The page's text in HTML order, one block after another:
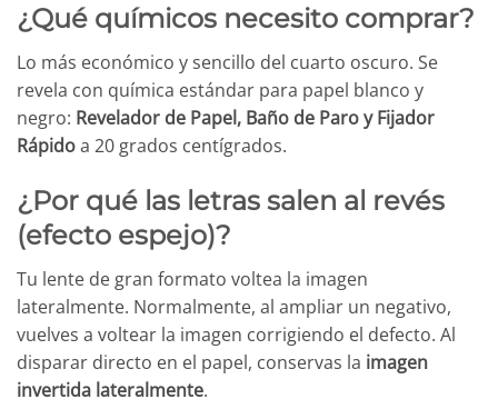
¿Qué químicos necesito comprar?
Lo más económico y sencillo del cuarto oscuro. Se
revela con química estándar para papel blanco y
negro: Revelador de Papel, Baño de Paro y Fijador
Rápidoa 20 grados centígrados.
¿Por qué las letras salen al revés
(efecto espejo)?
Tu lente de gran formato voltea la imagen
lateralmente. Normalmente, al ampliar un negativo,
vuelves a voltear la imagen corrigiendo el defecto. Al
disparar directo en el papel, conservas la imagen
invertida lateralmente.